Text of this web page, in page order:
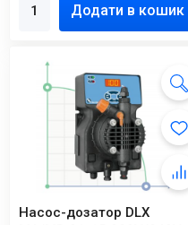
Додати в кошик
Насос-дозатор DLX